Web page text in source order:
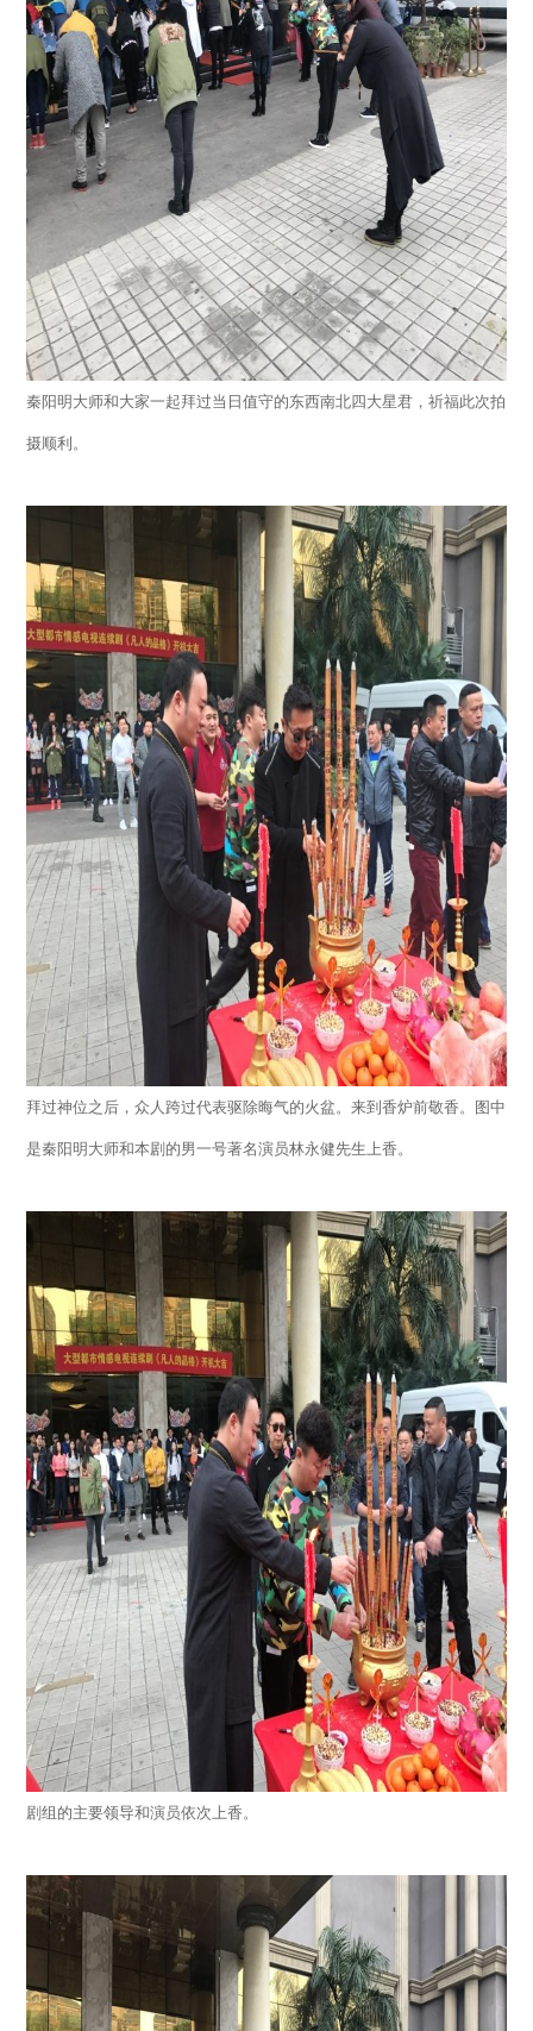
秦阳明大师和大家一起拜过当日值守的东西南北四大星君，祈福此次拍
摄顺利。
拜过神位之后，众人跨过代表驱除晦气的火盆。来到香炉前敬香。图中
是秦阳明大师和本剧的男一号著名演员林永健先生上香。
剧组的主要领导和演员依次上香。